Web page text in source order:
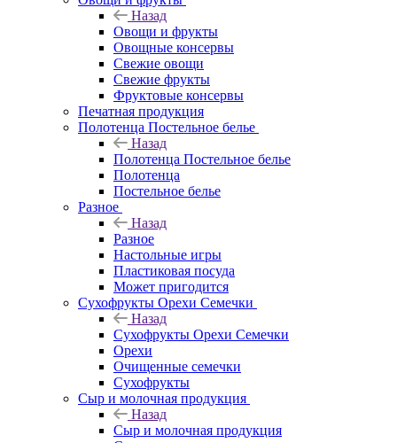
Назад
Овощи и фрукты
Овощные консервы
Свежие овощи
Свежие фрукты
Фруктовые консервы
Печатная продукция
Полотенца Постельное белье
Назад
Полотенца Постельное белье
Полотенца
Постельное белье
Разное
Назад
Разное
Настольные игры
Пластиковая посуда
Может пригодится
Сухофрукты Орехи Семечки
Назад
Сухофрукты Орехи Семечки
Орехи
Очищенные семечки
Сухофрукты
Сыр и молочная продукция
Назад
Сыр и молочная продукция